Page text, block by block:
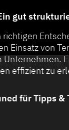
gut
richtigen
Einsatz von
Unternehmen.
effizient zu
für Tipps &